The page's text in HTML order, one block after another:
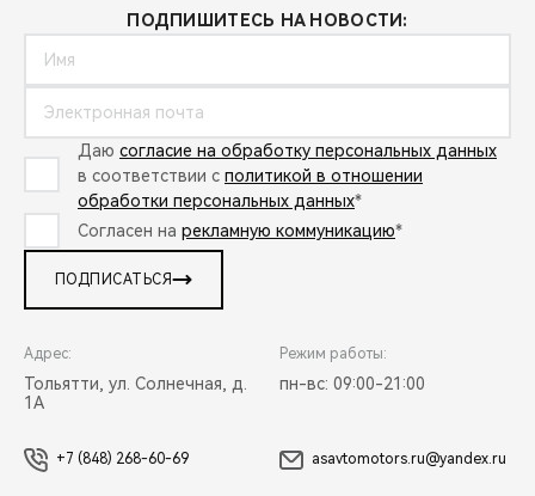
ПОДПИШИТЕСЬ НА НОВОСТИ:
Даю согласие на обработку персональных данных
в соответствии с политикой в отношении
обработки персональных данных*
Согласен на рекламную коммуникацию*
ПОДПИСАТЬСЯ
Адрес:
Тольятти, ул. Солнечная, д.
1А
Режим работы:
пн-вс: 09:00-21:00
+7 (848) 268-60-69 asavtomotors.ru@yandex.ru